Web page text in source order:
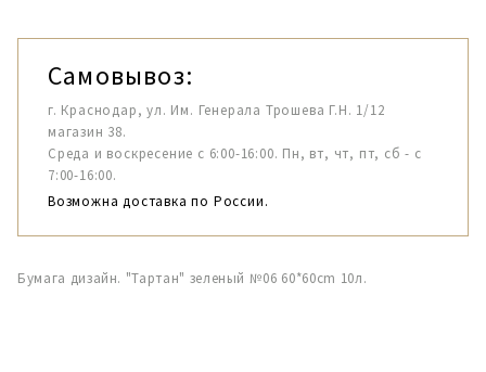
Самовывоз:
г. Краснодар, ул. Им. Генерала Трошева Г.Н. 1/12
магазин 38.
Среда и воскресение с 6:00-16:00. Пн, вт, чт, пт, сб - с
7:00-16:00.
Возможна доставка по России.
Бумага дизайн. "Тартан" зеленый №06 60*60cm 10л.